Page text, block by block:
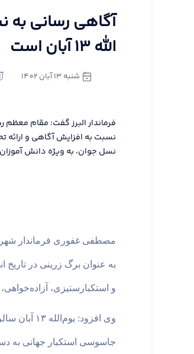
آگاهی رسانی
الله ۱۳ آبان است
شنبه 13 آبان 1402
فرماندار البرز گفت: مقام معظم
نسبت به افزایش آگاهی و ارائه
نسل جوان، به ویژه دانش آموزان و
به ‌عنوان برگ زرینی در
و استکبارستیزی،